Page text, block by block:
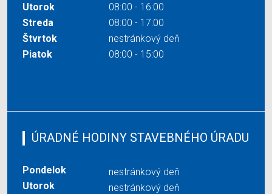
Utorok
08:00 - 16:00
Streda
08:00 - 17:00
Štvrtok
nestránkový deň
Piatok
08:00 - 15:00
ÚRADNÉ HODINY STAVEBNÉHO ÚRADU
Pondelok
nestránkový deň
Utorok
nestránkový deň